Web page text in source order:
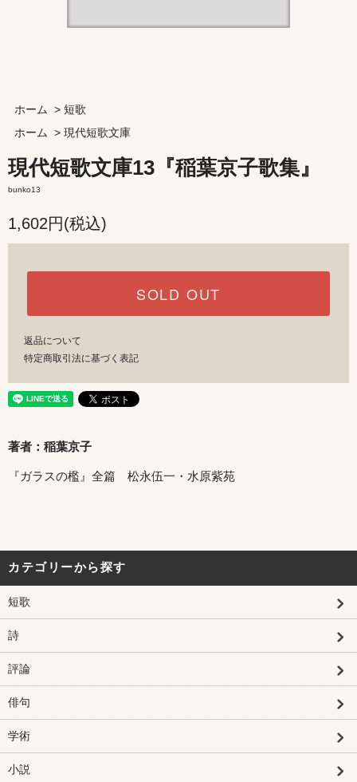
ホーム > 短歌
ホーム
> 現代短歌文庫
現代短歌文庫13『稲葉京子歌集』
bunko13
1,602円(税込)
SOLD OUT
返品について
特定商取引法に基づく表記
著者：稲葉京子
『ガラスの檻』全篇 松永伍一・水原紫苑
カテゴリーから探す
短歌
詩
評論
俳句
学術
小説